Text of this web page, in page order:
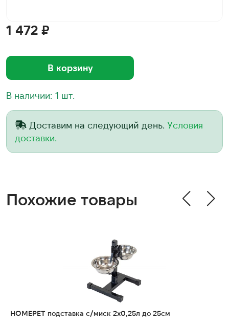
1 472 ₽
В корзину
В наличии: 1 шт.
Доставим на следующий день. Условия
доставки.
Похожие товары
HOMEPET подставка с/миск 2х0,25л до 25см